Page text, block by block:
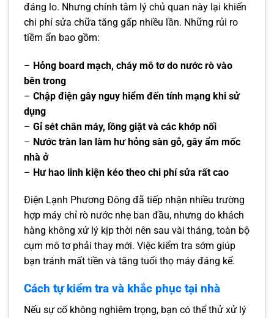
đáng lo. Nhưng chính tâm lý chủ quan này lại khiến
chi phí sửa chữa tăng gấp nhiều lần. Những rủi ro
tiềm ẩn bao gồm:
– Hỏng board mạch, cháy mô tơ do nước rò vào
bên trong
– Chập điện gây nguy hiểm đến tính mạng khi sử
dụng
– Gỉ sét chân máy, lồng giặt và các khớp nối
– Nước tràn lan làm hư hỏng sàn gỗ, gây ẩm mốc
nhà ở
– Hư hao linh kiện kéo theo chi phí sửa rất cao
Điện Lạnh Phương Đông đã tiếp nhận nhiều trường
hợp máy chỉ rò nước nhẹ ban đầu, nhưng do khách
hàng không xử lý kịp thời nên sau vài tháng, toàn bộ
cụm mô tơ phải thay mới. Việc kiểm tra sớm giúp
bạn tránh mất tiền và tăng tuổi thọ máy đáng kể.
Cách tự kiểm tra và khắc phục tại nhà
Nếu sự cố không nghiêm trọng, bạn có thể thử xử lý